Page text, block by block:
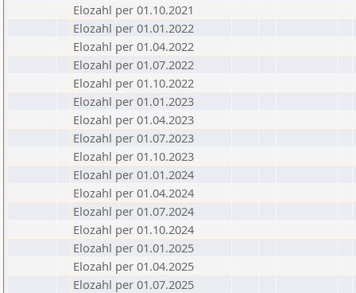
Elozahl per 01.10.2021
Elozahl per 01.01.2022
Elozahl per 01.04.2022
Elozahl per 01.07.2022
Elozahl per 01.10.2022
Elozahl per 01.01.2023
Elozahl per 01.04.2023
Elozahl per 01.07.2023
Elozahl per 01.10.2023
Elozahl per 01.01.2024
Elozahl per 01.04.2024
Elozahl per 01.07.2024
Elozahl per 01.10.2024
Elozahl per 01.01.2025
Elozahl per 01.04.2025
Elozahl per 01.07.2025